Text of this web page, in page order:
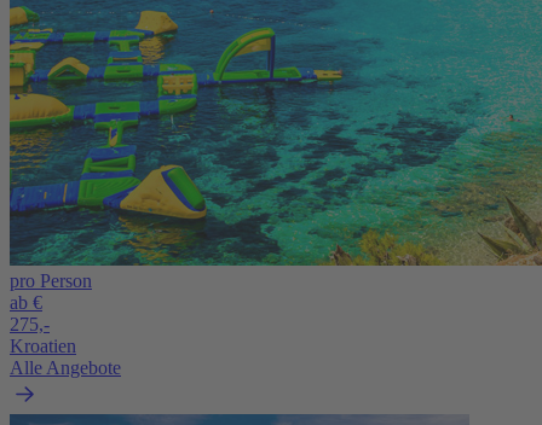
pro Person
ab €
275,-
Kroatien
Alle Angebote